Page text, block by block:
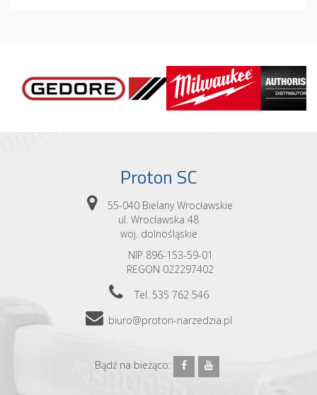
Proton SC
55-040 Bielany Wrocławskie
ul. Wrocławska 48
woj. dolnośląskie
NIP 896-153-59-01
REGON 022297402
Tel. 535 762 546
biuro@proton-narzedzia.pl
Bądź na bieżąco: